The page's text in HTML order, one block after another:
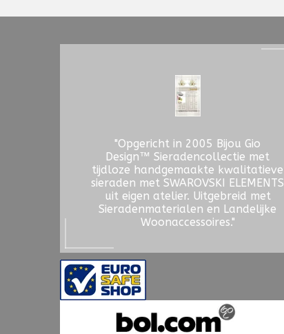
"Opgericht in 2005 Bijou Gio
Design™ Sieradencollectie met
tijdloze handgemaakte kwalitatieve
sieraden met SWAROVSKI ELEMENTS
uit eigen atelier. Uitgebreid met
Sieradenmaterialen en Landelijke
Woonaccessoires."